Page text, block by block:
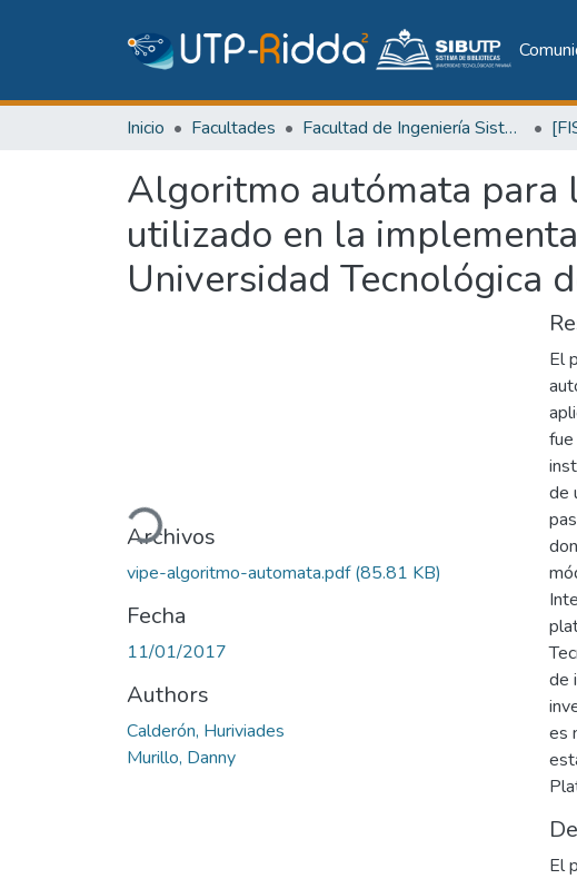
Inicio Facultades Facultad de Ingeniería Sistemas Computacionales
Algoritmo autómata para
utilizado en la
Universidad Tecnológica
Cargando...
Archivos
vipe-algoritmo-automata.pdf(85.81 KB)
Fecha
11/01/2017
Authors
Calderón, Huriviades
Murillo, Danny
El
de
de
es
El